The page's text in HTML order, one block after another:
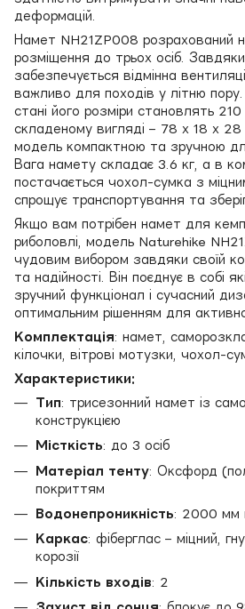
деформацій.
Намет NH21ZP008 розрахований
розміщення до трьох осіб.
забезпечується відмінна
важливо для походів у літню
стані його розміри становлять
складеному вигляді – 78 х 18 х
модель компактною та зручною
Вага намету складає 3.6 кг, а в
постачається чохол-сумка з
спрощує транспортування та
Якщо вам потрібен намет для
риболовлі, модель Naturehike
чудовим вибором завдяки своїй
та надійності. Він поєднує в собі
зручний функціонал і сучасний
оптимальним рішенням для
Комплектація: намет,
кілочки, вітрові мотузки, чохол-
Характеристики:
Тип: трисезонний намет із
конструкцією
Місткість: до 3 осіб
Матеріал тенту: Оксфорд
покриттям
Водонепроникність: 2000 мм
Каркас: фіберглас – міцний,
корозії
Кількість входів: 2